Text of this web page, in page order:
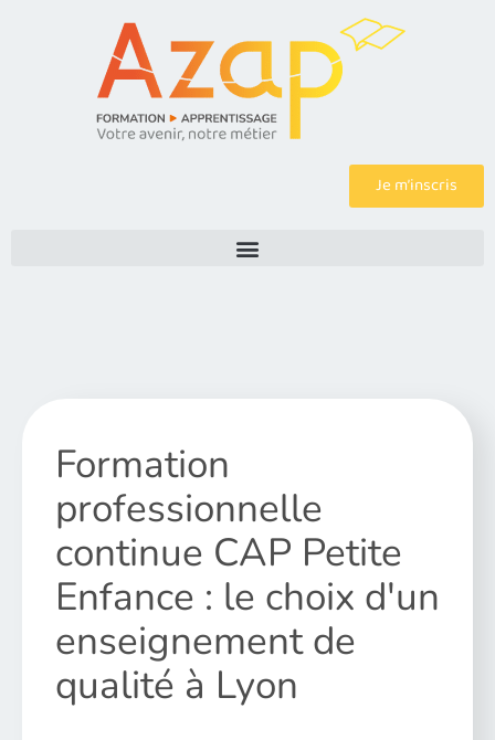
Je m’inscris
Formation
professionnelle
continue CAP Petite
Enfance : le choix d'un
enseignement de
qualité à Lyon